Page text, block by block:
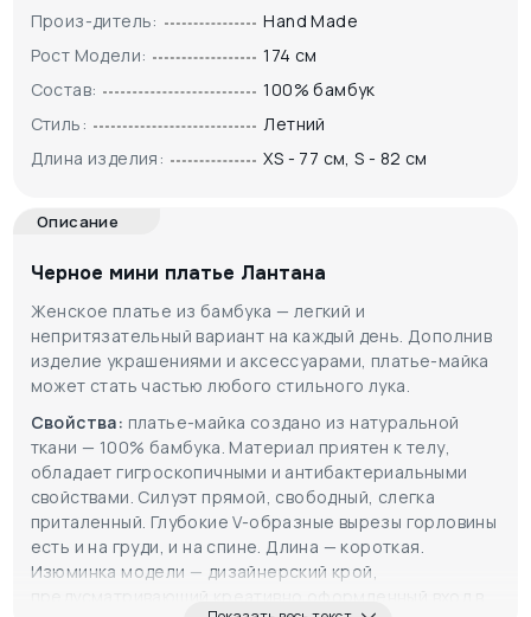
Произ-дитель:
Hand Made
Рост Модели:
174 см
Состав:
100% бамбук
Стиль:
Летний
Длина изделия:
XS - 77 см, S - 82 см
Описание
Черное мини платье Лантана
Женское платье из бамбука — легкий и
непритязательный вариант на каждый день. Дополнив
изделие украшениями и аксессуарами, платье-майка
может стать частью любого стильного лука.
Свойства: платье-майка создано из натуральной
ткани — 100% бамбука. Материал приятен к телу,
обладает гигроскопичными и антибактериальными
свойствами. Силуэт прямой, свободный, слегка
приталенный. Глубокие V-образные вырезы горловины
есть и на груди, и на спине. Длина — короткая.
Изюминка модели — дизайнерский крой,
предусматривающий креативно оформленный вход в